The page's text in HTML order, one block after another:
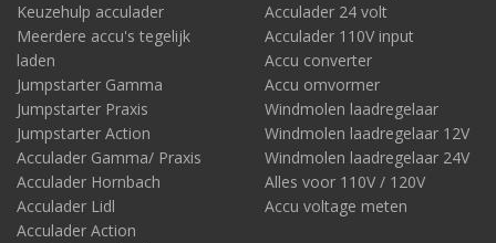
Keuzehulp acculader
Meerdere accu's tegelijk
laden
Jumpstarter Gamma
Jumpstarter Praxis
Jumpstarter Action
Acculader Gamma/ Praxis
Acculader Hornbach
Acculader Lidl
Acculader Action
Acculader 24 volt
Acculader 110V input
Accu converter
Accu omvormer
Windmolen laadregelaar
Windmolen laadregelaar 12V
Windmolen laadregelaar 24V
Alles voor 110V / 120V
Accu voltage meten